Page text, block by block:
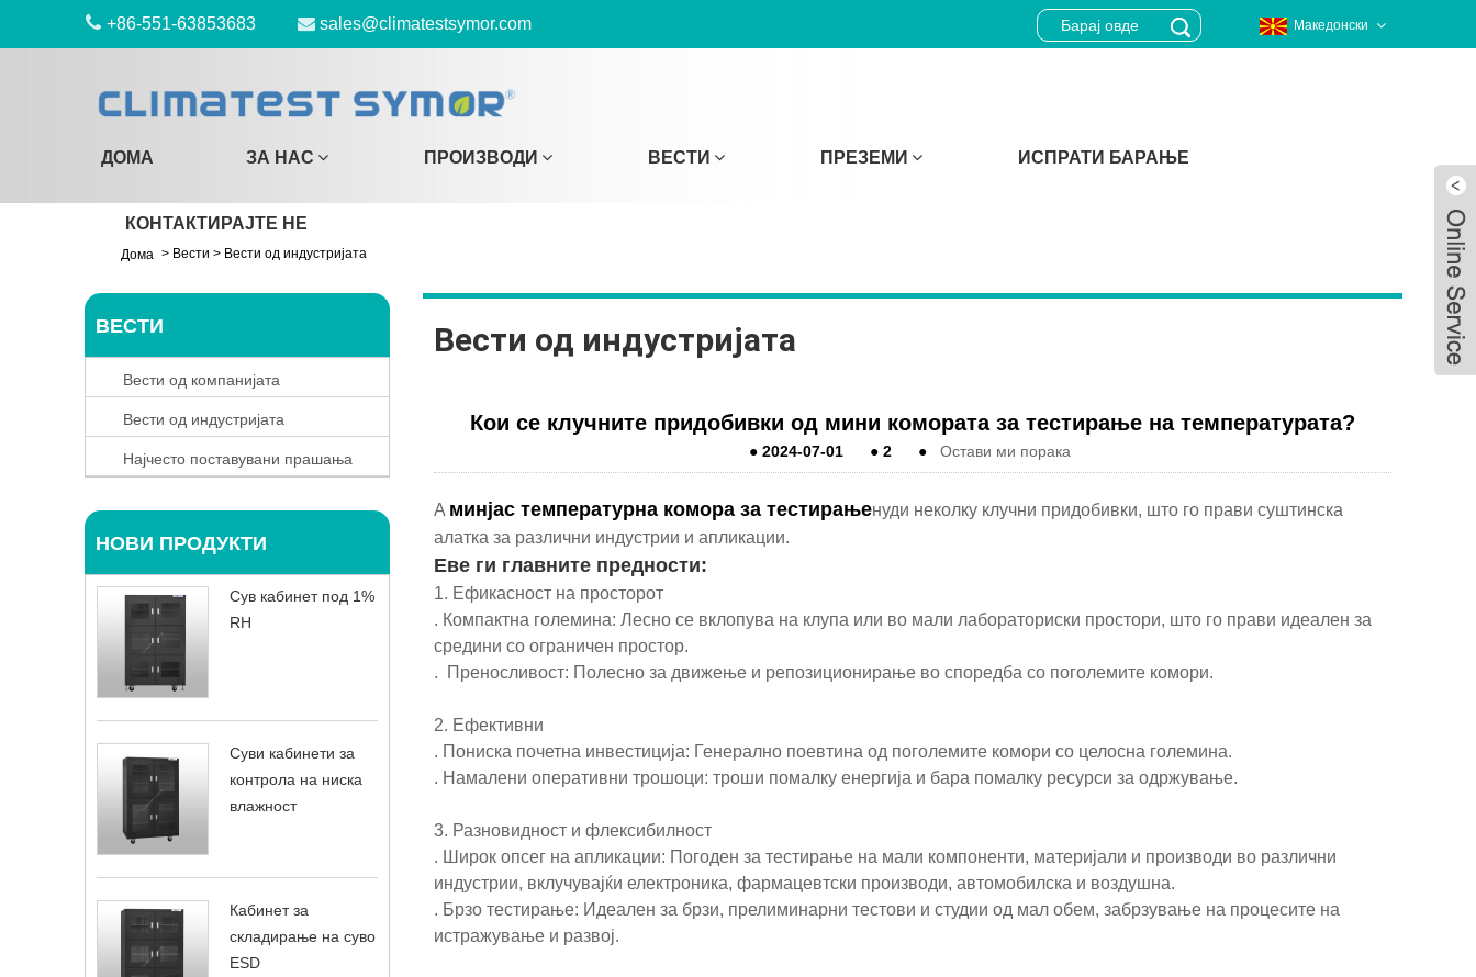
+86-551-63853683 sales@climatestsymor.com Македонски
ДОМА ЗА НАС ПРОИЗВОДИ ВЕСТИ ПРЕЗЕМИ ИСПРАТИ БАРАЊЕ
КОНТАКТИРАЈТЕ НЕ
Дома > Вести > Вести од индустријата
ВЕСТИ
Вести од компанијата
Вести од индустријата
Најчесто поставувани прашања
НОВИ ПРОДУКТИ
Сув кабинет под 1%
RH
Суви кабинети за
контрола на ниска
влажност
Кабинет за
складирање на суво
ESD
Вести од индустријата
Кои се клучните придобивки од мини комората за тестирање на температурата?
● 2024-07-01 ● 2 ● Остави ми порака
A минјас температурна комора за тестирањенуди неколку клучни придобивки, што го прави суштинска
алатка за различни индустрии и апликации.
Еве ги главните предности:
1. Ефикасност на просторот
. Компактна големина: Лесно се вклопува на клупа или во мали лабораториски простори, што го прави идеален за
средини со ограничен простор.
. Преносливост: Полесно за движење и репозиционирање во споредба со поголемите комори.
2. Ефективни
. Пониска почетна инвестиција: Генерално поевтина од поголемите комори со целосна големина.
. Намалени оперативни трошоци: троши помалку енергија и бара помалку ресурси за одржување.
3. Разновидност и флексибилност
. Широк опсег на апликации: Погоден за тестирање на мали компоненти, материјали и производи во различни
индустрии, вклучувајќи електроника, фармацевтски производи, автомобилска и воздушна.
. Брзо тестирање: Идеален за брзи, прелиминарни тестови и студии од мал обем, забрзување на процесите на
истражување и развој.